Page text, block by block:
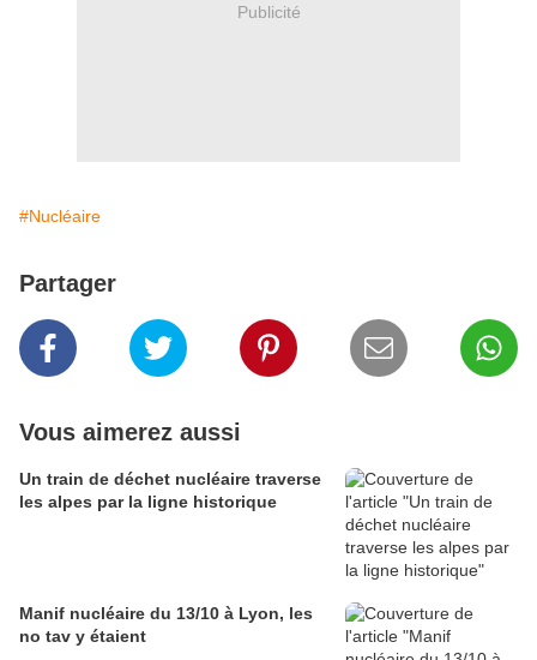
Publicité
#Nucléaire
Partager
Vous aimerez aussi
Un train de déchet nucléaire traverse
les alpes par la ligne historique
Manif nucléaire du 13/10 à Lyon, les
no tav y étaient